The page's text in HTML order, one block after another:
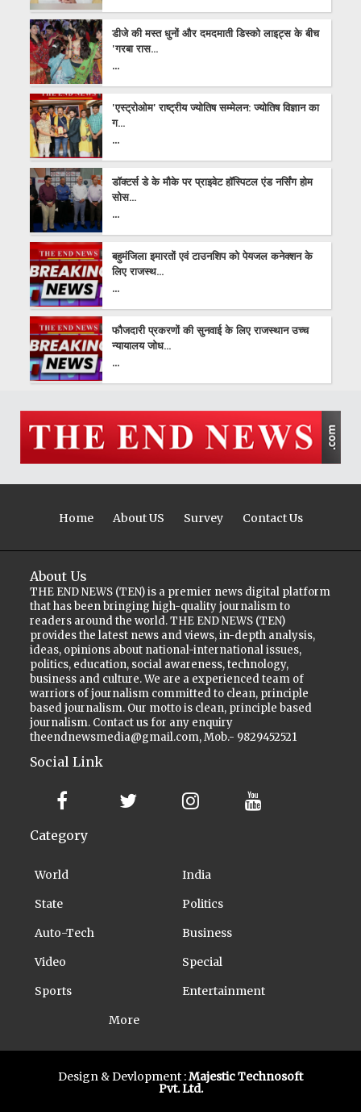
डीजे की मस्त धुनों और दमदमाती डिस्को लाइट्स के बीच
'गरबा रास...
...
'एस्ट्रोओम' राष्ट्रीय ज्योतिष सम्मेलन: ज्योतिष विज्ञान का
ग...
...
डॉक्टर्स डे के मौके पर प्राइवेट हॉस्पिटल एंड नर्सिंग होम
सोस...
...
बहुमंजिला इमारतों एवं टाउनशिप को पेयजल कनेक्शन के
लिए राजस्थ...
...
फौजदारी प्रकरणों की सुनवाई के लिए राजस्थान उच्च
न्यायालय जोध...
...
Home About US Survey Contact Us
About Us
THE END NEWS (TEN) is a premier news digital platform
that has been bringing high-quality journalism to
readers around the world. THE END NEWS (TEN)
provides the latest news and views, in-depth analysis,
ideas, opinions about national-international issues,
politics, education, social awareness, technology,
business and culture. We are a experienced team of
warriors of journalism committed to clean, principle
based journalism. Our motto is clean, principle based
journalism. Contact us for any enquiry
theendnewsmedia@gmail.com, Mob.- 9829452521
Social Link
Category
World
India
State
Politics
Auto-Tech
Business
Video
Special
Sports
Entertainment
More
Design & Devlopment :Majestic Technosoft
Pvt. Ltd.